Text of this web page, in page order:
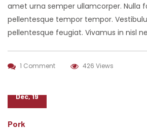
amet urna semper ullamcorper. Nulla
pellentesque tempor tempor.
pellentesque feugiat. Vivamus in nisl
1 Comment 426 Views
Dec, 19
Pork